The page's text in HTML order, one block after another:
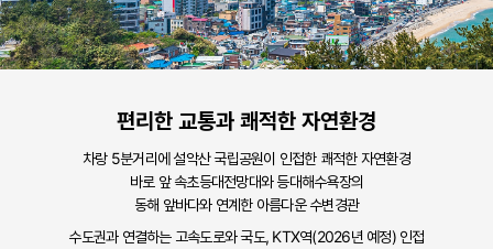
편리한 교통과 쾌적한 자연환경
차랑 5분거리에 설악산 국립공원이 인접한 쾌적한 자연환경
바로 앞 속초등대전망대와 등대해수욕장의
동해 앞바다와 연계한 아름다운 수변경관
수도권과 연결하는 고속도로와 국도, KTX역(2026년 예정) 인접